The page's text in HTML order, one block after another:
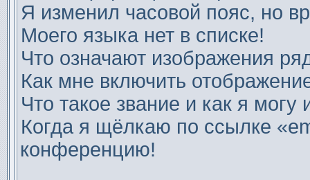
Я изменил часовой пояс, но
Моего языка нет в списке!
Что означают изображения
Как мне включить
Что такое звание и как я могу
Когда я щёлкаю по ссылке
конференцию!